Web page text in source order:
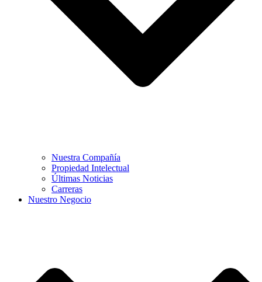
Nuestra Compañía
Propiedad Intelectual
Últimas Noticias
Carreras
Nuestro Negocio